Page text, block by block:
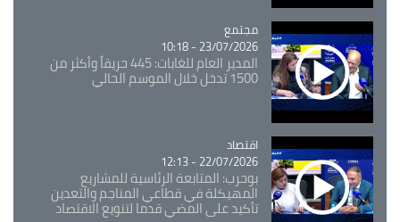
Catégorie
مجتمع
23/07/2026 - 10:18
المدير العام للغابات: 445 حريقاً وأكثر من
1500 تدخل خلال الموسم الحالي
Catégorie
اقتصاد
22/07/2026 - 12:13
بوحرب: المتابعة الرئاسية للمشاريع
المهيكلة في قطاعي المناجم والتعدين
تأكيد على المضي قدما لتنويع الاقتصاد